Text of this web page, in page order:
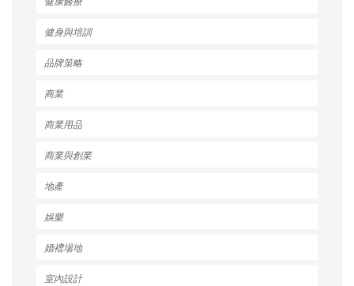
健身與培訓
品牌策略
商業
商業用品
商業與創業
地產
娛樂
婚禮場地
室內設計